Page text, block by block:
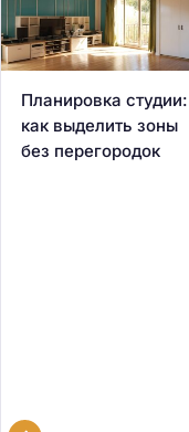
Планировка студии:
как выделить зоны
без перегородок